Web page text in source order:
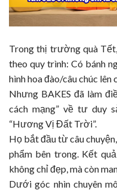
Trong thị trường quà
theo quy trình: Có bánh
hình hoa đào/câu chúc lên
Nhưng BAKES đã làm
cách mạng” về tư duy
“Hương Vị Đất Trời”.
Họ bắt đầu từ câu
phẩm bên trong. Kết
không chỉ đẹp, mà còn
Dưới góc nhìn chuyên